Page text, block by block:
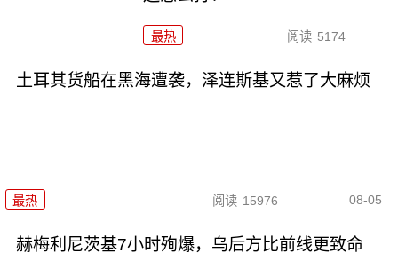
最热 阅读 5174
土耳其货船在黑海遭袭，泽连斯基又惹了大麻烦
最热 阅读 15976 08-05
赫梅利尼茨基7小时殉爆，乌后方比前线更致命